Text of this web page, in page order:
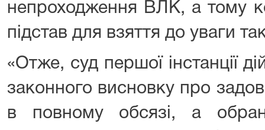
непроходження ВЛК, а тому
підстав для взяття до уваги
«Отже, суд першої інстанції
законного висновку про
в повному обсязі, а